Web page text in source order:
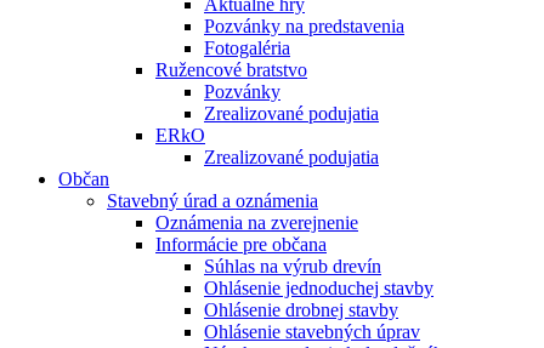
Aktuálne hry
Pozvánky na predstavenia
Fotogaléria
Ružencové bratstvo
Pozvánky
Zrealizované podujatia
ERkO
Zrealizované podujatia
Občan
Stavebný úrad a oznámenia
Oznámenia na zverejnenie
Informácie pre občana
Súhlas na výrub drevín
Ohlásenie jednoduchej stavby
Ohlásenie drobnej stavby
Ohlásenie stavebných úprav